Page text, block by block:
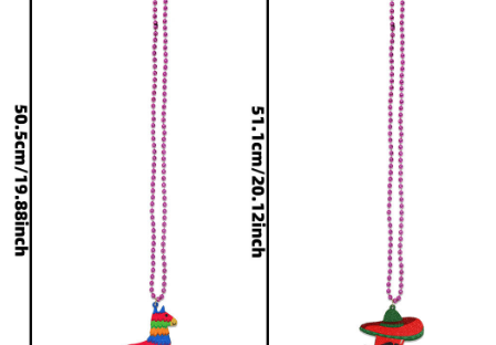
择，留意尺寸及产品的介
绍，有任何不明白的地方请
3、关于发货： 买家下单付
款后，我们会在48个小时
（两天）内进行发货。遇到
缺货的我们会电话或旺旺与
您联系。所发产品一律放清
单，如有不放清单烦请备
注。定制产品以双方协议时
4、快递物流： 小件采购发
货默认快递（中通快递(ZT